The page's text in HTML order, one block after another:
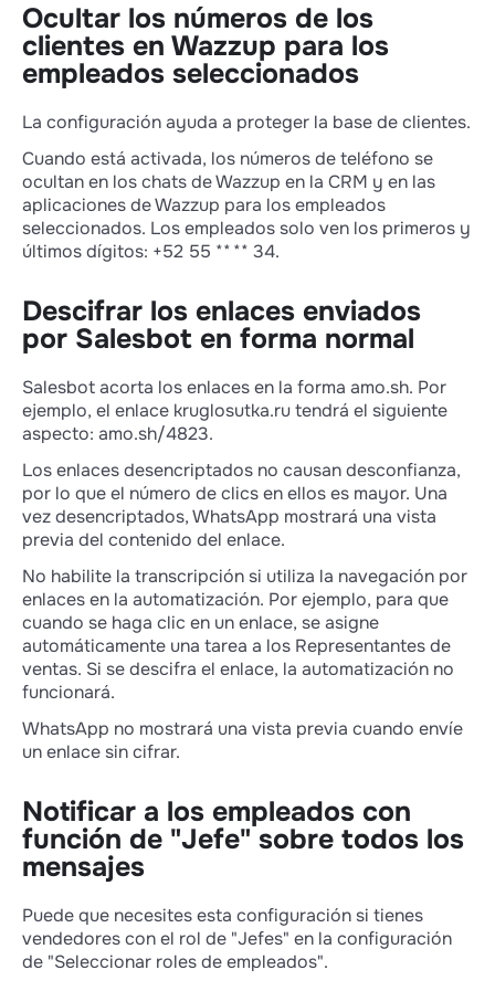
Ocultar los números de los
clientes en Wazzup para los
empleados seleccionados
La configuración ayuda a proteger la base de clientes.
Cuando está activada, los números de teléfono se
ocultan en los chats de Wazzup en la CRM y en las
aplicaciones de Wazzup para los empleados
seleccionados. Los empleados solo ven los primeros y
últimos dígitos: +52 55 *** *** 34.
Descifrar los enlaces enviados
por Salesbot en forma normal
Salesbot acorta los enlaces en la forma amo.sh. Por
ejemplo, el enlace kruglosutka.ru tendrá el siguiente
aspecto: amo.sh/4823.
Los enlaces desencriptados no causan desconfianza,
por lo que el número de clics en ellos es mayor. Una
vez desencriptados, WhatsApp mostrará una vista
previa del contenido del enlace.
No habilite la transcripción si utiliza la navegación por
enlaces en la automatización. Por ejemplo, para que
cuando se haga clic en un enlace, se asigne
automáticamente una tarea a los Representantes de
ventas. Si se descifra el enlace, la automatización no
funcionará.
WhatsApp no mostrará una vista previa cuando envíe
un enlace sin cifrar.
Notificar a los empleados con
función de "Jefe" sobre todos los
mensajes
Puede que necesites esta configuración si tienes
vendedores con el rol de "Jefes" en la configuración
de "Seleccionar roles de empleados".